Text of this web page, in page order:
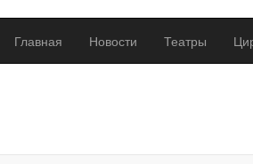
Главная
Новости Театры